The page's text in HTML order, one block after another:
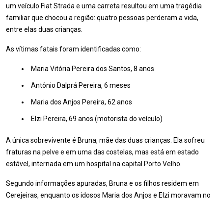
um veículo Fiat Strada e uma carreta resultou em uma tragédia
familiar que chocou a região: quatro pessoas perderam a vida,
entre elas duas crianças.
As vítimas fatais foram identificadas como:
Maria Vitória Pereira dos Santos, 8 anos
Antônio Dalprá Pereira, 6 meses
Maria dos Anjos Pereira, 62 anos
Elzi Pereira, 69 anos (motorista do veículo)
A única sobrevivente é Bruna, mãe das duas crianças. Ela sofreu
fraturas na pelve e em uma das costelas, mas está em estado
estável, internada em um hospital na capital Porto Velho.
Segundo informações apuradas, Bruna e os filhos residem em
Cerejeiras, enquanto os idosos Maria dos Anjos e Elzi moravam no